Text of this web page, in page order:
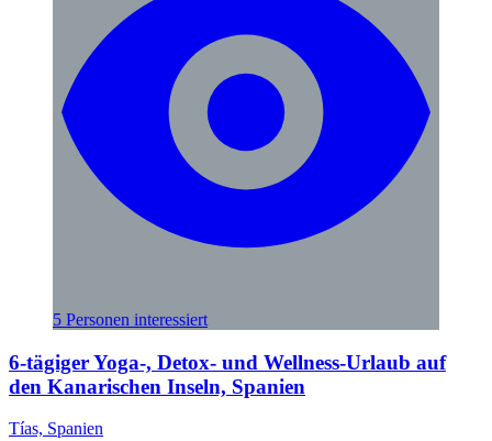
5 Personen interessiert
6-tägiger Yoga-, Detox- und Wellness-Urlaub auf
den Kanarischen Inseln, Spanien
Tías, Spanien